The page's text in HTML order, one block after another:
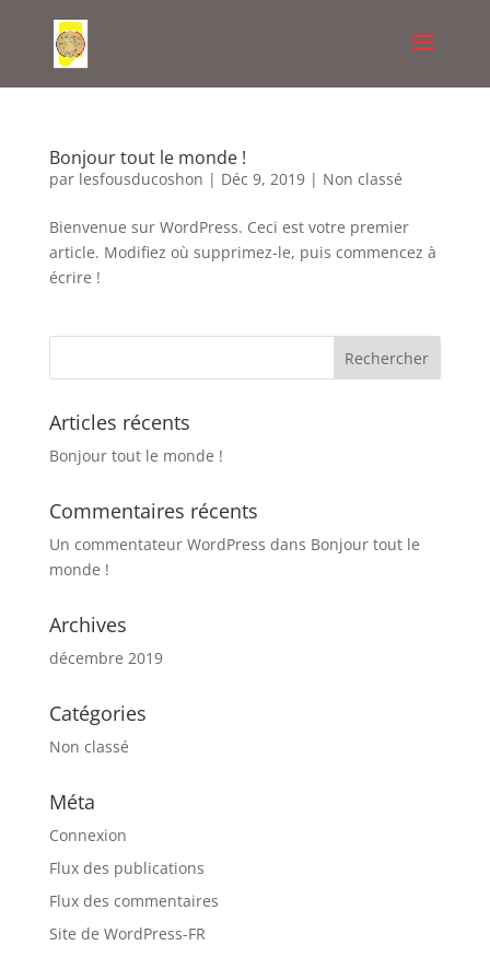
Bonjour tout le monde !
par lesfousducoshon | Déc 9, 2019| Non classé
Bienvenue sur WordPress. Ceci est votre premier
article. Modifiez où supprimez-le, puis commencez à
écrire !
Articles récents
Bonjour tout le monde !
Commentaires récents
Un commentateur WordPress dans Bonjour tout le
monde !
Archives
décembre 2019
Catégories
Non classé
Méta
Connexion
Flux des publications
Flux des commentaires
Site de WordPress-FR